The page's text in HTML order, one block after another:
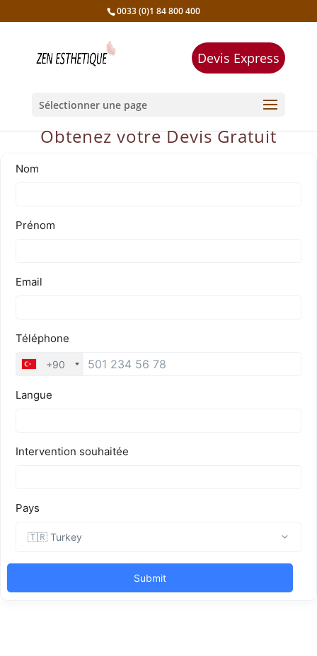
Obtenez votre Devis Gratuit
0033 (0)1 84 800 400
Devis Express
Sélectionner une page